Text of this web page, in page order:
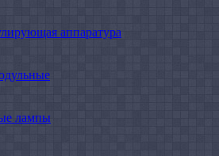
аппаратура
лампы